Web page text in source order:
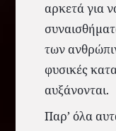
αρκετά για
των
φυσικές
αυξάνονται.
Παρ’ όλα